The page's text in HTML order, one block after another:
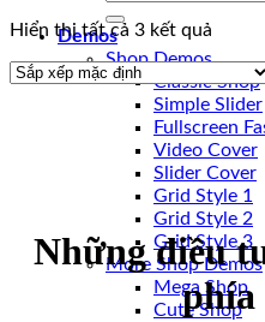
Demos
Shop Demos
Classic Shop
Simple Slider
Fullscreen
Video Cover
Slider Cover
Grid Style 1
Grid Style 2
Grid Style 3
More Shop Demos
Mega Shop
Cute Shop
Hiển thị tất cả 3 kết quả
Những điều